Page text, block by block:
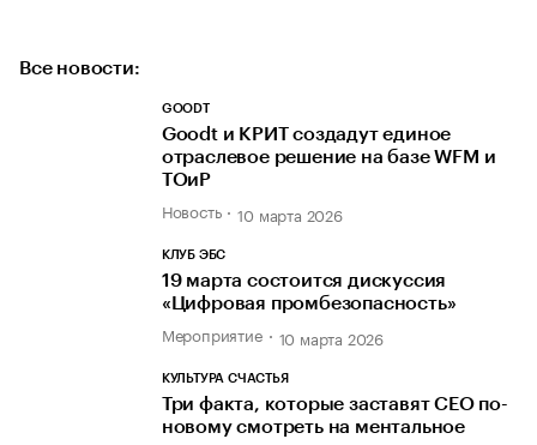
Все новости:
GOODT
Goodt и КРИТ создадут единое
отраслевое решение на базе WFM и
ТОиР
Новость 10 марта 2026
КЛУБ ЭБС
19 марта состоится дискуссия
«Цифровая промбезопасность»
Мероприятие 10 марта 2026
КУЛЬТУРА СЧАСТЬЯ
Три факта, которые заставят СЕО по-
новому смотреть на ментальное